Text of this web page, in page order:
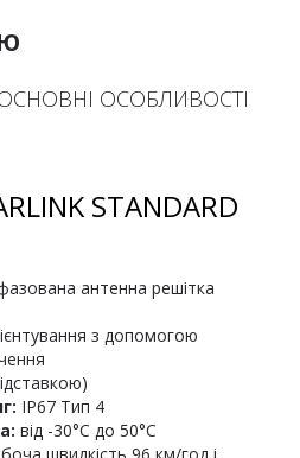
ОСОБЛИВОСТІ
STANDARD
антенна решітка
з допомогою
IP67 Тип 4
від -30°C до 50°C